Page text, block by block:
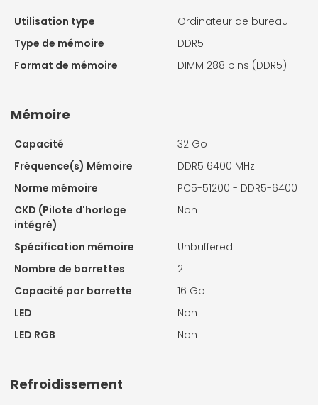
Utilisation type
Ordinateur de bureau
Type de mémoire
DDR5
Format de mémoire
DIMM 288 pins (DDR5)
Mémoire
Capacité
32 Go
Fréquence(s) Mémoire
DDR5 6400 MHz
Norme mémoire
PC5-51200 - DDR5-6400
CKD (Pilote d'horloge
intégré)
Non
Spécification mémoire
Unbuffered
Nombre de barrettes
2
Capacité par barrette
16 Go
LED
Non
LED RGB
Non
Refroidissement